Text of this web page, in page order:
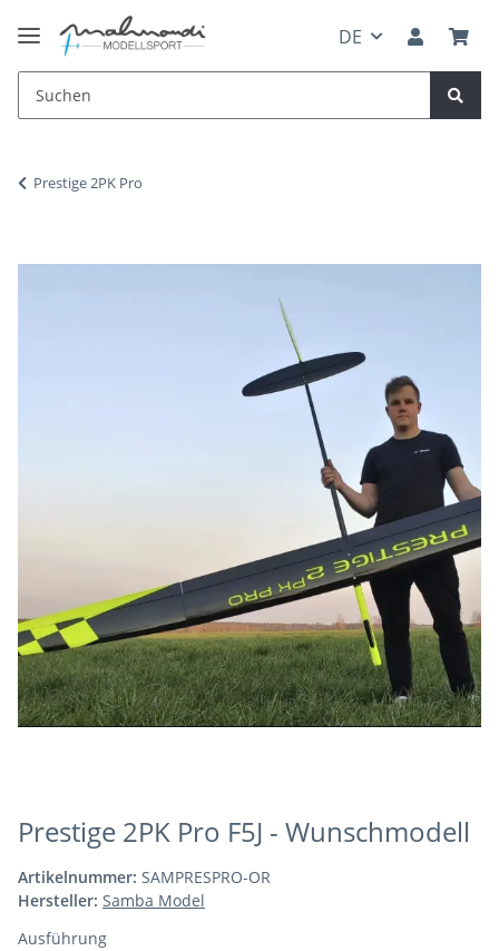
DE
Prestige 2PK Pro
Prestige 2PK Pro F5J - Wunschmodell
Artikelnummer: SAMPRESPRO-OR
Hersteller: Samba Model
Ausführung